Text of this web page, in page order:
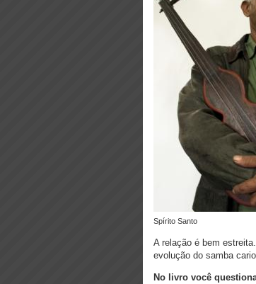
Spírito Santo
A relação é bem
evolução do samba
No livro você